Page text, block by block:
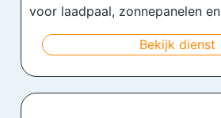
voor laadpaal, zonnepanelen
Bekijk dienst